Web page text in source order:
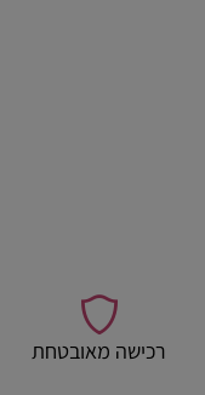
רכישה מאובטחת